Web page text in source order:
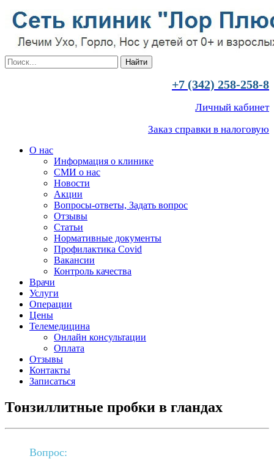
+7 (342) 258-258-8
Личный кабинет
Заказ справки в налоговую
О нас
Информация о клинике
СМИ о нас
Новости
Акции
Вопросы-ответы, Задать вопрос
Отзывы
Статьи
Нормативные документы
Профилактика Covid
Вакансии
Контроль качества
Врачи
Услуги
Операции
Цены
Телемедицина
Онлайн консультации
Оплата
Отзывы
Контакты
Записаться
Тонзиллитные пробки в гландах
Вопрос: